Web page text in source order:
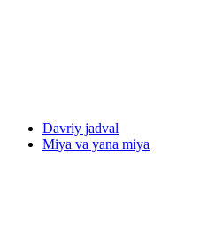
Davriy jadval
Miya va yana miya